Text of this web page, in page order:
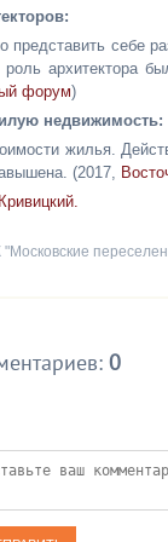
себе
архитектора
форум)
недвижимость:
жилья.
(2017,
: 0